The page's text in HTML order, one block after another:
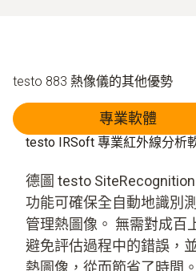
testo 883 熱像儀的其他優勢
專業軟體
testo IRSoft 專業紅外線分析
德圖 testo
功能可確保全自動地識別
管理熱圖像。 無需對成百
避免評估過程中的錯誤，
熱圖像，從而節省了時間。